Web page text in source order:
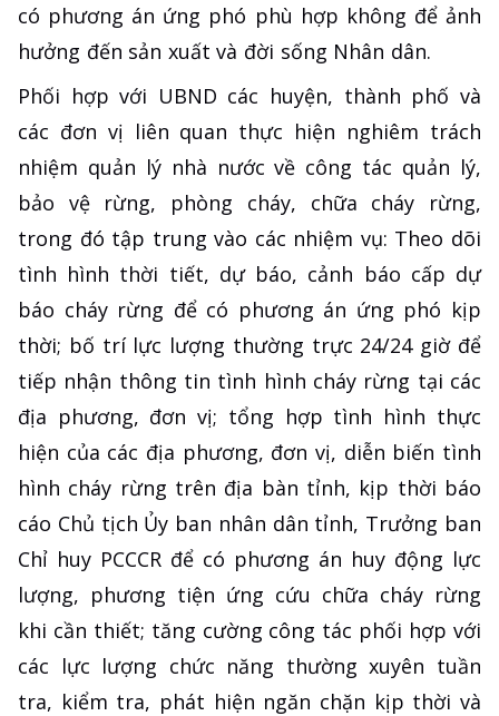
có phương án ứng phó phù hợp không để ảnh
hưởng đến sản xuất và đời sống Nhân dân.
Phối hợp với UBND các huyện, thành phố và
các đơn vị liên quan thực hiện nghiêm trách
nhiệm quản lý nhà nước về công tác quản lý,
bảo vệ rừng, phòng cháy, chữa cháy rừng,
trong đó tập trung vào các nhiệm vụ: Theo dõi
tình hình thời tiết, dự báo, cảnh báo cấp dự
báo cháy rừng để có phương án ứng phó kịp
thời; bố trí lực lượng thường trực 24/24 giờ để
tiếp nhận thông tin tình hình cháy rừng tại các
địa phương, đơn vị; tổng hợp tình hình thực
hiện của các địa phương, đơn vị, diễn biến tình
hình cháy rừng trên địa bàn tỉnh, kịp thời báo
cáo Chủ tịch Ủy ban nhân dân tỉnh, Trưởng ban
Chỉ huy PCCCR để có phương án huy động lực
lượng, phương tiện ứng cứu chữa cháy rừng
khi cần thiết; tăng cường công tác phối hợp với
các lực lượng chức năng thường xuyên tuần
tra, kiểm tra, phát hiện ngăn chặn kịp thời và